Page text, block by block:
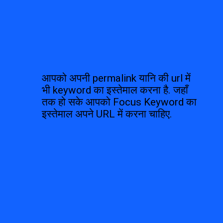
आपको अपनी permalink यानि की url में
भी keyword का इस्तेमाल करना है. जहाँ
तक हो सके आपको Focus Keyword का
इस्तेमाल अपने URL में करना चाहिए.